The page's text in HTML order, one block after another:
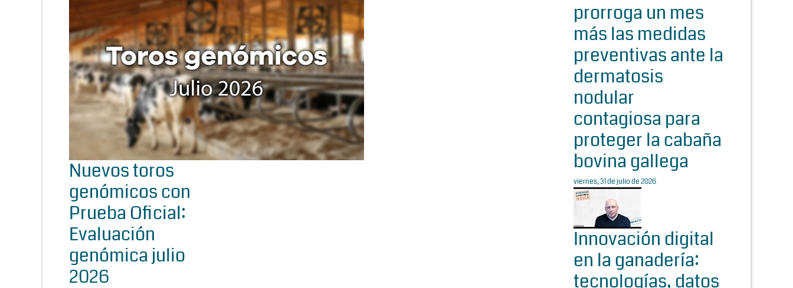
Nuevos toros
genómicos con
Prueba Oficial:
Evaluación
genómica julio
2026
prorroga un mes
más las medidas
preventivas ante la
dermatosis
nodular
contagiosa para
proteger la cabaña
bovina gallega
viernes, 31 de julio de 2026
Innovación digital
en la ganadería:
tecnologías, datos